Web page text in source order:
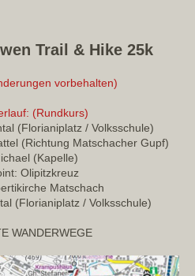
Trail & Hike 25k
vorbehalten)
(Rundkurs)
(Florianiplatz / Volksschule)
(Richtung Matschacher Gupf)
(Kapelle)
Olipitzkreuz
Matschach
(Florianiplatz / Volksschule)
WANDERWEGE